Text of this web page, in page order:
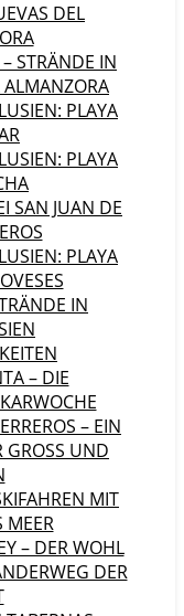
DEL
STRÄNDE IN
ALMANZORA
PLAYA
PLAYA
SAN JUAN DE
PLAYA
IN
– DIE
– EIN
UND K
MIT
MEER
– DER WOHL
DER